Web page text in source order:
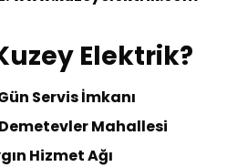
Elektrik?
Servis İmkanı
Mahallesi
Hizmet Ağı